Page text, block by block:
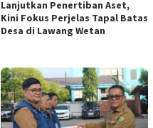
Lanjutkan Penertiban Aset,
Kini Fokus Perjelas Tapal Batas
Desa di Lawang Wetan